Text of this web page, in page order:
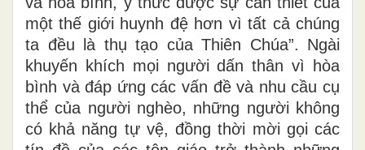
một thế giới huynh đệ hơn vì tất cả chúng
ta đều là thụ tạo của Thiên Chúa”. Ngài
khuyến khích mọi người dấn thân vì hòa
bình và đáp ứng các vấn đề và nhu cầu cụ
thể của người nghèo, những người không
có khả năng tự vệ, đồng thời mời gọi các